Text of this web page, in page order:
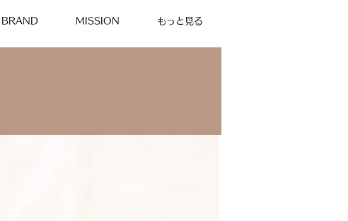
BRAND MISSION もっと見る